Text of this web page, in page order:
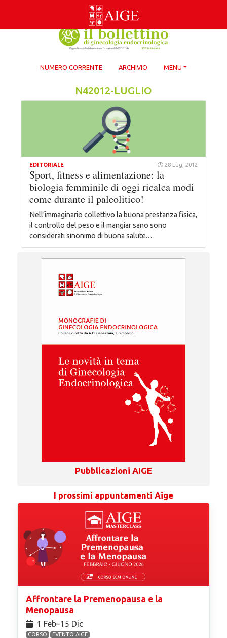
NUMERO CORRENTE ARCHIVIO MENU
N42012-LUGLIO
EDITORIALE 28 Lug, 2012
Sport, fitness e alimentazione: la
biologia femminile di oggi ricalca modi
come durante il paleolitico!
Nell’immaginario collettivo la buona prestanza fisica,
il controllo del peso e il mangiar sano sono
considerati sinonimo di buona salute.…
Pubblicazioni AIGE
I prossimi appuntamenti Aige
Affrontare la Premenopausa e la
Menopausa
1 Feb⁠–15 Dic
CORSO EVENTO AIGE